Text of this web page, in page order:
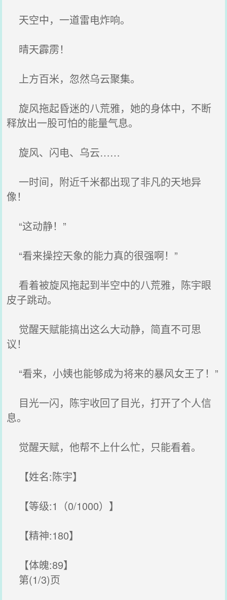
天空中，一道雷电炸响。
晴天霹雳！
上方百米，忽然乌云聚集。
旋风拖起昏迷的八荒雅，她的身体中，不断
释放出一股可怕的能量气息。
旋风、闪电、乌云……
一时间，附近千米都出现了非凡的天地异
像！
“这动静！”
“看来操控天象的能力真的很强啊！”
看着被旋风拖起到半空中的八荒雅，陈宇眼
皮子跳动。
觉醒天赋能搞出这么大动静，简直不可思
议！
“看来，小姨也能够成为将来的暴风女王了！”
目光一闪，陈宇收回了目光，打开了个人信
息。
觉醒天赋，他帮不上什么忙，只能看着。
【姓名:陈宇】
【等级:1（0/1000）】
【精神:180】
【体魄:89】
第(1/3)页